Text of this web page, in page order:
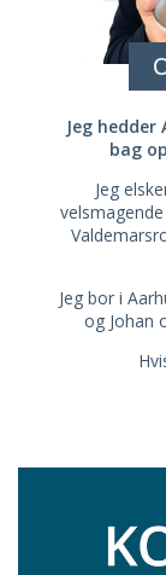
Jeg
bag
Jeg
Jeg bor i
og Johan